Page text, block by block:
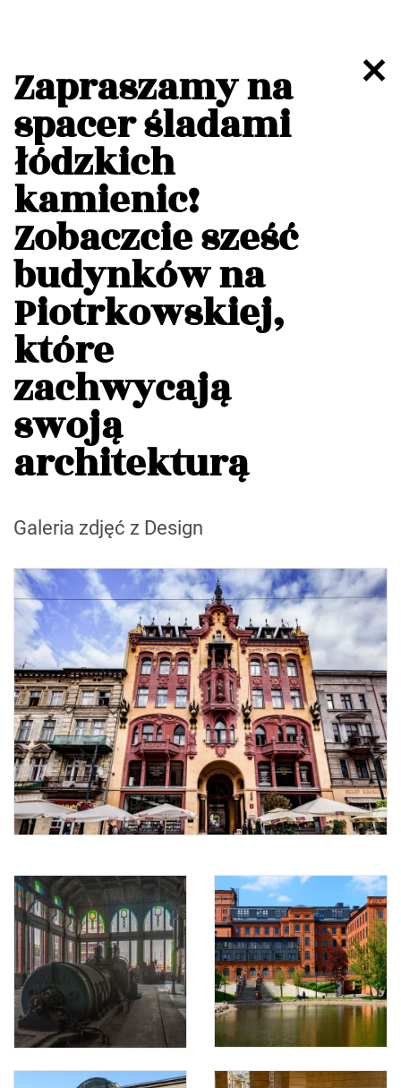
Zapraszamy na
spacer śladami
łódzkich
kamienic!
Zobaczcie sześć
budynków na
Piotrkowskiej,
które
zachwycają
swoją
architekturą
Galeria zdjęć z Design